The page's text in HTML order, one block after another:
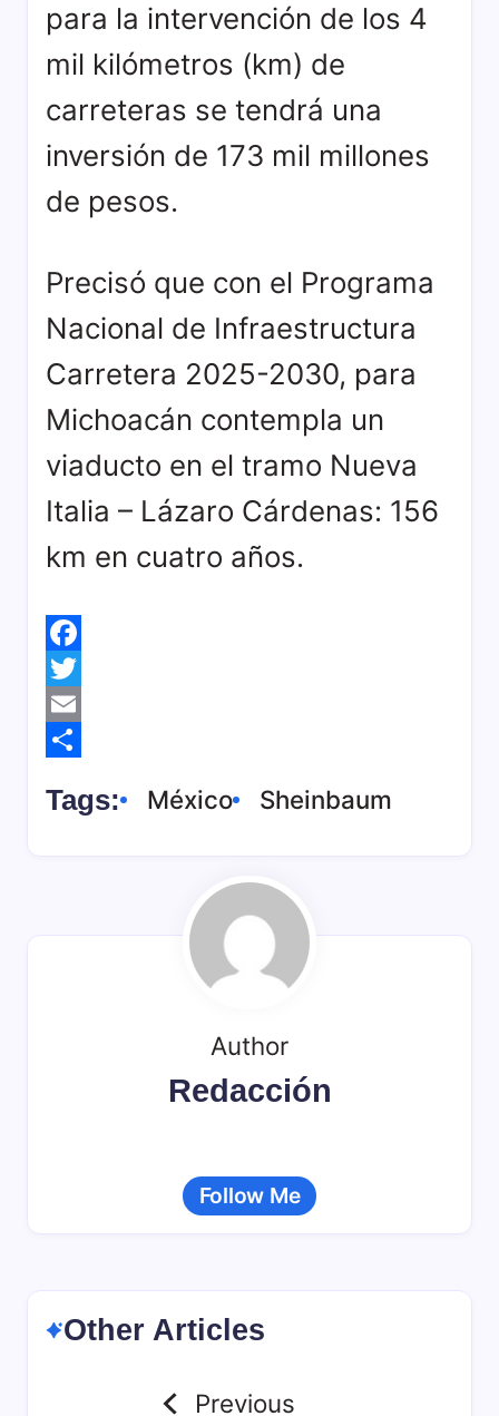
para la intervención de los 4
mil kilómetros (km) de
carreteras se tendrá una
inversión de 173 mil millones
de pesos.
Precisó que con el Programa
Nacional de Infraestructura
Carretera 2025-2030, para
Michoacán contempla un
viaducto en el tramo Nueva
Italia – Lázaro Cárdenas: 156
km en cuatro años.
F
a
c
b
T
w
t
E
a
o
Tags: México Sheinbaum
Author
Redacción
Follow Me
Other Articles
Previous